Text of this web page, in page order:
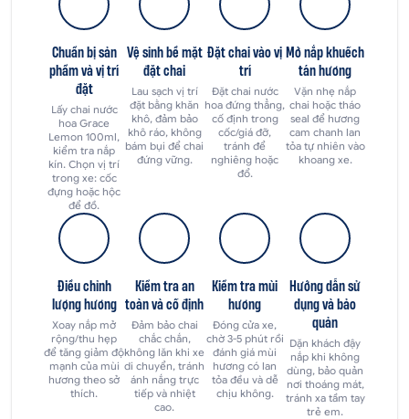
Chuẩn bị sản
phẩm và vị trí
đặt
Lấy chai nước
hoa Grace
Lemon 100ml,
kiểm tra nắp
kín. Chọn vị trí
trong xe: cốc
đựng hoặc hộc
để đồ.
Vệ sinh bề mặt
đặt chai
Lau sạch vị trí
đặt bằng khăn
khô, đảm bảo
khô ráo, không
bám bụi để chai
đứng vững.
Đặt chai vào vị
trí
Đặt chai nước
hoa đứng thẳng,
cố định trong
cốc/giá đỡ,
tránh để
nghiêng hoặc
đổ.
Mở nắp khuếch
tán hương
Vặn nhẹ nắp
chai hoặc tháo
seal để hương
cam chanh lan
tỏa tự nhiên vào
khoang xe.
Điều chỉnh
lượng hương
Xoay nắp mở
rộng/thu hẹp
để tăng giảm độ
mạnh của mùi
hương theo sở
thích.
Kiểm tra an
toàn và cố định
Đảm bảo chai
chắc chắn,
không lăn khi xe
di chuyển, tránh
ánh nắng trực
tiếp và nhiệt
cao.
Kiểm tra mùi
hương
Đóng cửa xe,
chờ 3-5 phút rồi
đánh giá mùi
hương có lan
tỏa đều và dễ
chịu không.
Hướng dẫn sử
dụng và bảo
quản
Dặn khách đậy
nắp khi không
dùng, bảo quản
nơi thoáng mát,
tránh xa tầm tay
trẻ em.